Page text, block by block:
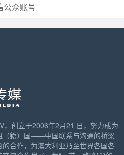
公众账号
创立于2006年2月21 日，努力成为
（籍）国——中国联系与沟通的桥梁
合作，为澳大利亚乃至世界各国各